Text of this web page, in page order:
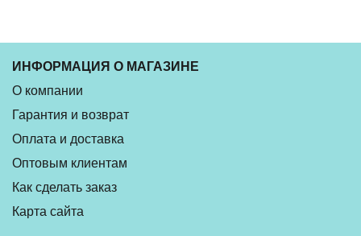
ИНФОРМАЦИЯ О МАГАЗИНЕ
О компании
Гарантия и возврат
Оплата и доставка
Оптовым клиентам
Как сделать заказ
Карта сайта